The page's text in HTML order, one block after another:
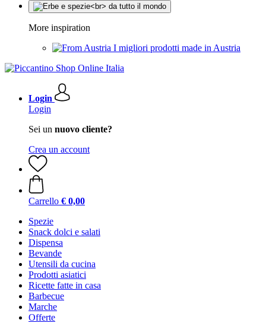
More inspiration
I migliori prodotti made in Austria
Login
Login
Sei un nuovo cliente?
Crea un account
Carrello € 0,00
Spezie
Snack dolci e salati
Dispensa
Bevande
Utensili da cucina
Prodotti asiatici
Ricette fatte in casa
Barbecue
Marche
Offerte